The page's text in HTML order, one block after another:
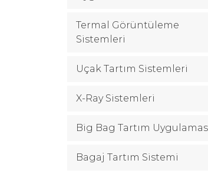
Termal Görüntüleme
Sistemleri
Uçak Tartım Sistemleri
X-Ray Sistemleri
Big Bag Tartım
Bagaj Tartım Sistemi